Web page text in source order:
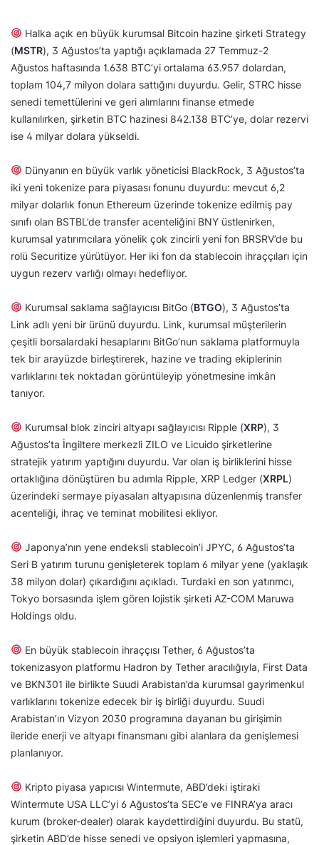
Halka açık en büyük kurumsal Bitcoin hazine şirketi Strategy
(MSTR), 3 Ağustos’ta yaptığı açıklamada 27 Temmuz-2
Ağustos haftasında 1.638 BTC’yi ortalama 63.957 dolardan,
toplam 104,7 milyon dolara sattığını duyurdu. Gelir, STRC hisse
senedi temettülerini ve geri alımlarını finanse etmede
kullanılırken, şirketin BTC hazinesi 842.138 BTC’ye, dolar rezervi
ise 4 milyar dolara yükseldi.
Dünyanın en büyük varlık yöneticisi BlackRock, 3 Ağustos’ta
iki yeni tokenize para piyasası fonunu duyurdu: mevcut 6,2
milyar dolarlık fonun Ethereum üzerinde tokenize edilmiş pay
sınıfı olan BSTBL’de transfer acenteliğini BNY üstlenirken,
kurumsal yatırımcılara yönelik çok zincirli yeni fon BRSRV’de bu
rolü Securitize yürütüyor. Her iki fon da stablecoin ihraççıları için
uygun rezerv varlığı olmayı hedefliyor.
Kurumsal saklama sağlayıcısı BitGo (BTGO), 3 Ağustos’ta
Link adlı yeni bir ürünü duyurdu. Link, kurumsal müşterilerin
çeşitli borsalardaki hesaplarını BitGo’nun saklama platformuyla
tek bir arayüzde birleştirerek, hazine ve trading ekiplerinin
varlıklarını tek noktadan görüntüleyip yönetmesine imkân
tanıyor.
Kurumsal blok zinciri altyapı sağlayıcısı Ripple (XRP), 3
Ağustos’ta İngiltere merkezli ZILO ve Licuido şirketlerine
stratejik yatırım yaptığını duyurdu. Var olan iş birliklerini hisse
ortaklığına dönüştüren bu adımla Ripple, XRP Ledger (XRPL)
üzerindeki sermaye piyasaları altyapısına düzenlenmiş transfer
acenteliği, ihraç ve teminat mobilitesi ekliyor.
Japonya’nın yene endeksli stablecoin’i JPYC, 6 Ağustos’ta
Seri B yatırım turunu genişleterek toplam 6 milyar yene (yaklaşık
38 milyon dolar) çıkardığını açıkladı. Turdaki en son yatırımcı,
Tokyo borsasında işlem gören lojistik şirketi AZ-COM Maruwa
Holdings oldu.
En büyük stablecoin ihraççısı Tether, 6 Ağustos’ta
tokenizasyon platformu Hadron by Tether aracılığıyla, First Data
ve BKN301 ile birlikte Suudi Arabistan’da kurumsal gayrimenkul
varlıklarını tokenize edecek bir iş birliği duyurdu. Suudi
Arabistan’ın Vizyon 2030 programına dayanan bu girişimin
ileride enerji ve altyapı finansmanı gibi alanlara da genişlemesi
planlanıyor.
Kripto piyasa yapıcısı Wintermute, ABD’deki iştiraki
Wintermute USA LLC’yi 6 Ağustos’ta SEC’e ve FINRA’ya aracı
kurum (broker-dealer) olarak kaydettirdiğini duyurdu. Bu statü,
şirketin ABD’de hisse senedi ve opsiyon işlemleri yapmasına,